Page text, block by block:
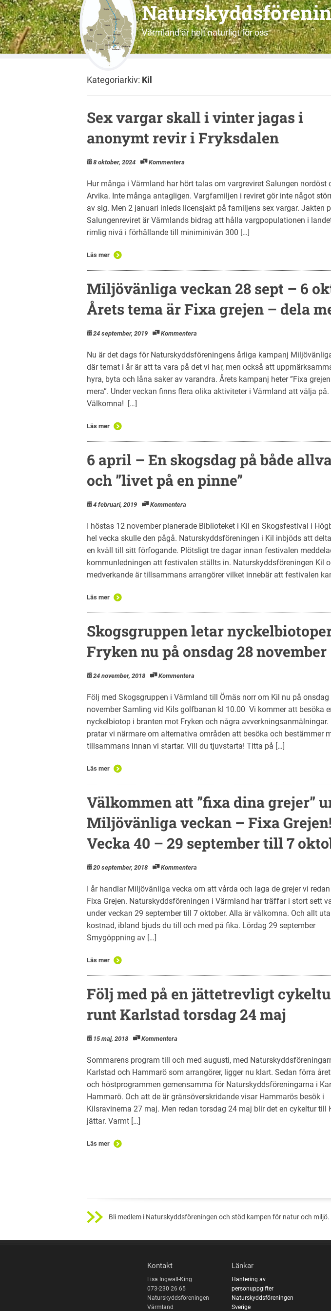
Värmland är helt naturligt för oss
Kategoriarkiv: Kil
Sex vargar skall i vinter jagas i
anonymt revir i Fryksdalen
8 oktober, 2024 Kommentera
Hur många i Värmland har hört talas om vargreviret Salungen nordöst
Arvika. Inte många antagligen. Vargfamiljen i reviret gör inte något
av sig. Men 2 januari inleds licensjakt på familjens sex vargar. Jakten
Salungenreviret är Värmlands bidrag att hålla vargpopulationen i
rimlig nivå i förhållande till miniminivån 300 […]
Läs mer
Miljövänliga veckan 28 sept – 6
Årets tema är Fixa grejen – dela
24 september, 2019 Kommentera
Nu är det dags för Naturskyddsföreningens årliga kampanj
där temat i år är att ta vara på det vi har, men också att
hyra, byta och låna saker av varandra. Årets kampanj heter ”Fixa
mera”. Under veckan finns flera olika aktiviteter i Värmland att välja på.
Välkomna! […]
Läs mer
6 april – En skogsdag på både
och ”livet på en pinne”
4 februari, 2019 Kommentera
I höstas 12 november planerade Biblioteket i Kil en Skogsfestival i
hel vecka skulle den pågå. Naturskyddsföreningen i Kil inbjöds att
en kväll till sitt förfogande. Plötsligt tre dagar innan festivalen
kommunledningen att festivalen ställts in. Naturskyddsföreningen Kil
medverkande är tillsammans arrangörer vilket innebär att festivalen
Läs mer
Skogsgruppen letar
Fryken nu på onsdag 28 november
24 november, 2018 Kommentera
Följ med Skogsgruppen i Värmland till Örnäs norr om Kil nu på onsdag
november Samling vid Kils golfbanan kl 10.00 Vi kommer att besöka
nyckelbiotop i branten mot Fryken och några avverkningsanmälningar.
pratar vi närmare om alternativa områden att besöka och bestämmer
tillsammans innan vi startar. Vill du tjuvstarta! Titta på […]
Läs mer
Välkommen att ”fixa dina grejer”
Miljövänliga veckan – Fixa
Vecka 40 – 29 september till 7
20 september, 2018 Kommentera
I år handlar Miljövänliga vecka om att vårda och laga de grejer vi
Fixa Grejen. Naturskyddsföreningen i Värmland har träffar i stort sett
under veckan 29 september till 7 oktober. Alla är välkomna. Och allt
kostnad, ibland bjuds du till och med på fika. Lördag 29 september
Smygöppning av […]
Läs mer
Följ med på en jättetrevligt
runt Karlstad torsdag 24 maj
15 maj, 2018 Kommentera
Sommarens program till och med augusti, med
Karlstad och Hammarö som arrangörer, ligger nu klart. Sedan förra
och höstprogrammen gemensamma för Naturskyddsföreningarna i
Hammarö. Och att de är gränsöverskridande visar Hammarös besök i
Kilsravinerna 27 maj. Men redan torsdag 24 maj blir det en cykeltur till
jättar. Varmt […]
Läs mer
Bli medlem i Naturskyddsföreningen och stöd kampen för natur och miljö.
Kontakt
Lisa Ingwall-King
073-230 26 65
Naturskyddsföreningen
Värmland
Länkar
Hantering av
personuppgifter
Naturskyddsföreningen
Sverige